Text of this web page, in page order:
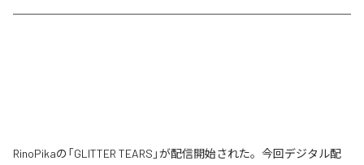
RinoPikaの「GLITTER TEARS」が配信開始された。今回デジタル配